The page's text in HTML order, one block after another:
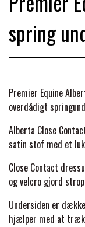
PREMIER
PREMIER
PREMIER
spring
Premier Equine
overdådigt
Alberta Close
satin stof med et
Close Contact
og velcro gjord
Undersiden er
hjælper med at